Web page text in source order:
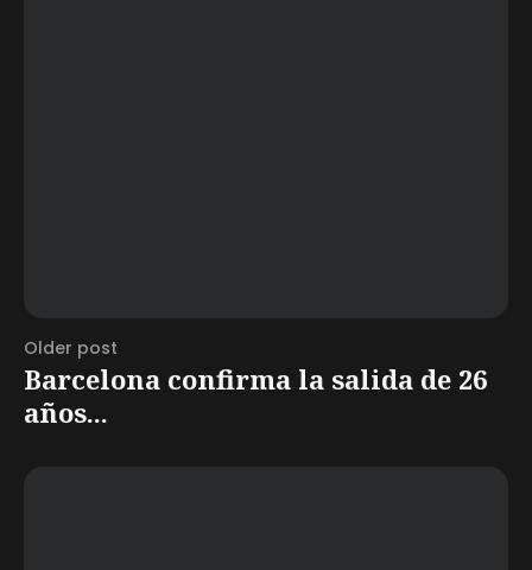
Older post
Barcelona confirma la salida de 26
años...